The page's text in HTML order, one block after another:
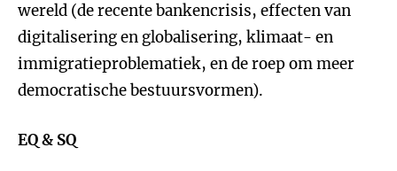
wereld (de recente bankencrisis, effecten van
digitalisering en globalisering, klimaat- en
immigratieproblematiek, en de roep om meer
democratische bestuursvormen).
EQ & SQ